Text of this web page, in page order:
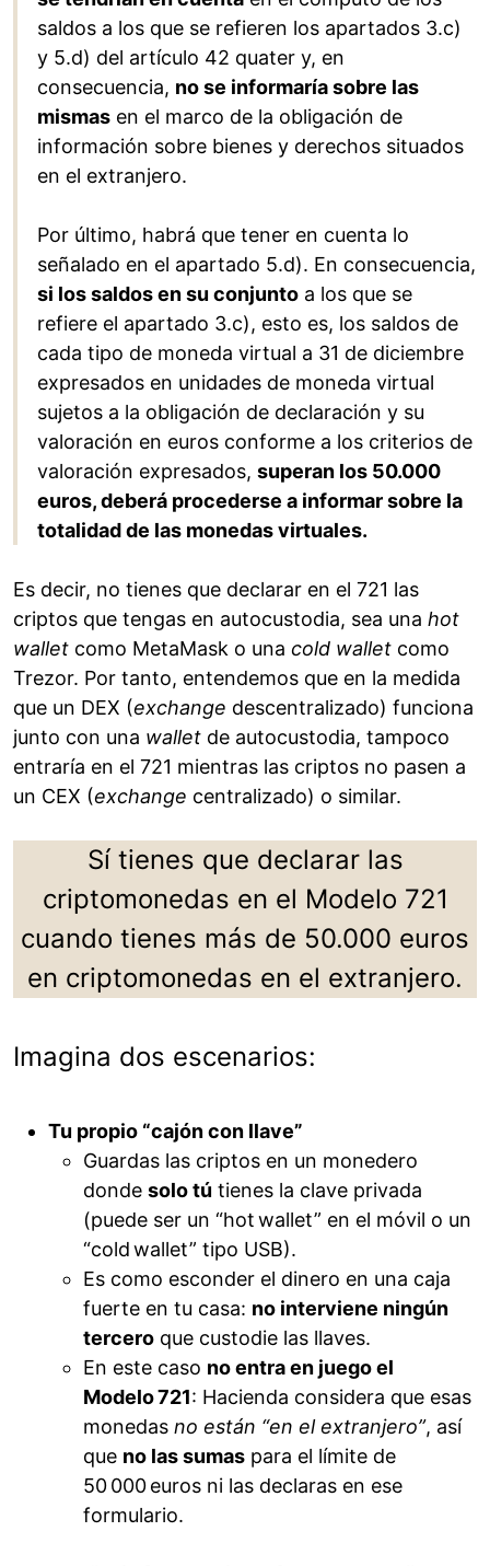
saldos a los que se refieren los apartados 3.c)
y 5.d) del artículo 42 quater y, en
consecuencia, no se informaría sobre las
mismas en el marco de la obligación de
información sobre bienes y derechos situados
en el extranjero.
Por último, habrá que tener en cuenta lo
señalado en el apartado 5.d). En consecuencia,
si los saldos en su conjunto a los que se
refiere el apartado 3.c), esto es, los saldos de
cada tipo de moneda virtual a 31 de diciembre
expresados en unidades de moneda virtual
sujetos a la obligación de declaración y su
valoración en euros conforme a los criterios de
valoración expresados, superan los 50.000
euros, deberá procederse a informar sobre la
totalidad de las monedas virtuales.
Es decir, no tienes que declarar en el 721 las
criptos que tengas en autocustodia, sea una hot
wallet como MetaMask o una cold wallet como
Trezor. Por tanto, entendemos que en la medida
que un DEX (exchange descentralizado) funciona
junto con una wallet de autocustodia, tampoco
entraría en el 721 mientras las criptos no pasen a
un CEX (exchange centralizado) o similar.
Sí tienes que declarar las
criptomonedas en el Modelo 721
cuando tienes más de 50.000 euros
en criptomonedas en el extranjero.
Imagina dos escenarios:
Tu propio “cajón con llave”
Guardas las criptos en un monedero
donde solo tú tienes la clave privada
(puede ser un “hot wallet” en el móvil o un
“cold wallet” tipo USB).
Es como esconder el dinero en una caja
fuerte en tu casa: no interviene ningún
tercero que custodie las llaves.
En este caso no entra en juego el
Modelo 721: Hacienda considera que esas
monedas no están “en el extranjero”, así
que no las sumas para el límite de
50 000 euros ni las declaras en ese
formulario.